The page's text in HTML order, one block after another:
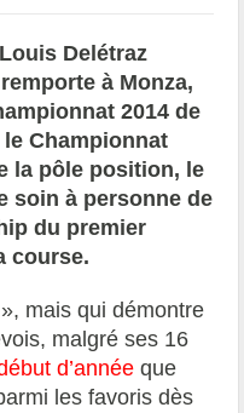
Louis Delétraz
à Monza,
2014 de
le Championnat
la pôle position, le
soin à personne de
du premier
course.
mais qui démontre
malgré ses 16
d’année que
les favoris dès